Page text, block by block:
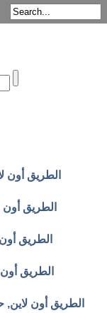
الطريق أون
الطريق
الطريق
الطريق
الطريق أون